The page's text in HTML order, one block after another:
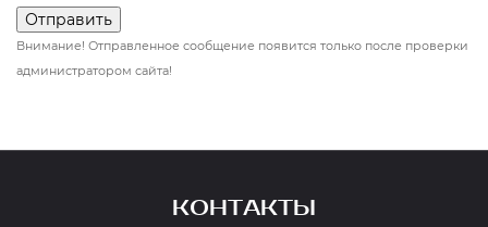
Внимание! Отправленное сообщение появится только после проверки
администратором сайта!
КОНТАКТЫ